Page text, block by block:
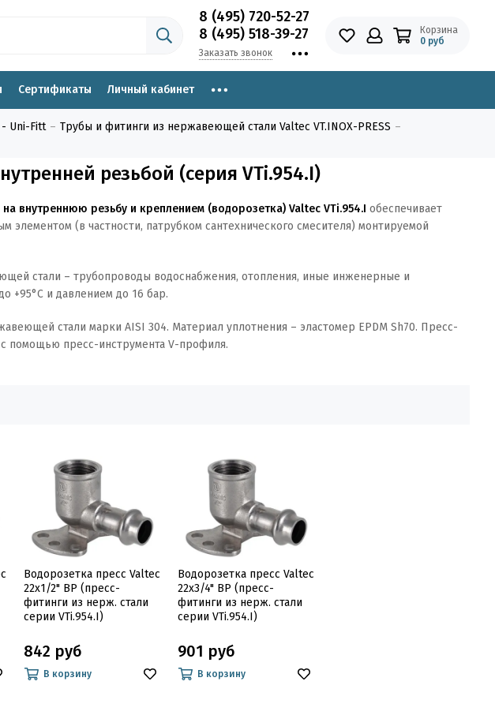
8 (495) 720-52-27
8 (495) 518-39-27
Заказать звонок
Корзина
0 руб
Сертификаты Личный кабинет
Uni-Fitt
Трубы и фитинги из нержавеющей стали Valtec VT.INOX-PRESS
резьбой (серия VTi.954.I)
внутреннюю резьбу и креплением (водорозетка) Valtec VTi.954.I обеспечивает
элементом (в частности, патрубком сантехнического смесителя) монтируемой
стали – трубопроводы водоснабжения, отопления, иные инженерные и
+95°С и давлением до 16 бар.
стали марки AISI 304. Материал уплотнения – эластомер EPDM Sh70. Пресс-
помощью пресс-инструмента V-профиля.
Водорозетка пресс Valtec
22х1/2" ВР (пресс-
фитинги из нерж. стали
серии VTi.954.I)
842 руб
В корзину
Водорозетка пресс Valtec
22х3/4" ВР (пресс-
фитинги из нерж. стали
серии VTi.954.I)
901 руб
В корзину